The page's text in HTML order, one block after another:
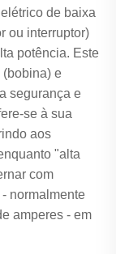
de baixa
ou interruptor)
potência. Este
(bobina) e
segurança e
se à sua
aos
"alta
com
normalmente
amperes - em